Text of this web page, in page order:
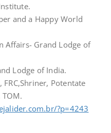
and a Happy World
Affairs- Grand Lodge of
Lodge of India.
FRC,Shriner, Potentate
TOM.
?p=4243